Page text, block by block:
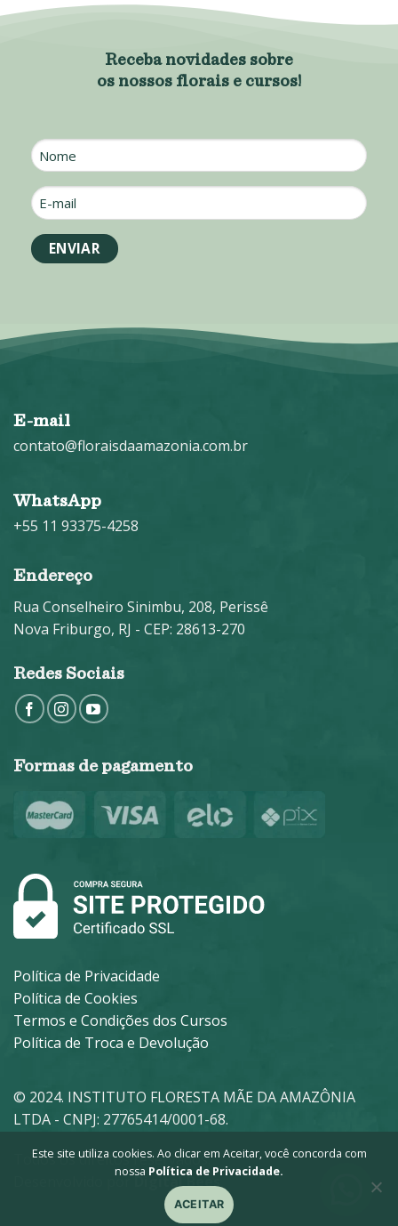
Receba novidades sobre
os nossos florais e cursos!
Nome
E-
mail
*
E-mail
contato@floraisdaamazonia.com.br
WhatsApp
+55 11 93375-4258
Endereço
Rua Conselheiro Sinimbu, 208, Perissê
Nova Friburgo, RJ - CEP: 28613-270
Redes Sociais
Formas de pagamento
© 2024. INSTITUTO FLORESTA MÃE DA AMAZÔNIA
LTDA - CNPJ: 27765414/0001-68.
Todos os direitos reservados.
Desenvolvido porDigital Bees
Política de Privacidade
Política de Cookies
Termos e Condições dos Cursos
Política de Troca e Devolução
Este site utiliza cookies. Ao clicar em Aceitar, você concorda com
nossa Política de Privacidade.
ACEITAR